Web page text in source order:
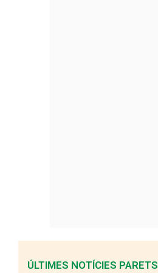
ÚLTIMES NOTÍCIES PARETS